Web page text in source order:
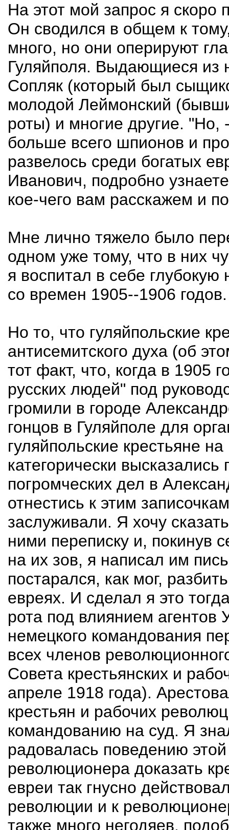
На этот мой запрос я скоро
Он сводился в общем к
много, но они оперируют
Гуляйполя. Выдающиеся из
Сопляк (который был
молодой Леймонский
роты) и многие другие. "Но,
больше всего шпионов и
развелось среди богатых
Иванович, подробно
кое-чего вам расскажем и
Мне лично тяжело было
одном уже тому, что в них
я воспитал в себе
со времен 1905--1906 годов.
Но то, что гуляйпольские
антисемитского духа (об
тот факт, что, когда в 1905
русских людей" под
громили в городе
гонцов в Гуляйполе для
гуляйпольские крестьяне
категорически
погромческих дел в
отнестись к этим
заслуживали. Я хочу
ними переписку и, покинув
на их зов, я написал им
постарался, как мог,
евреях. И сделал я это
рота под влиянием
немецкого командования
всех членов
Совета крестьянских и
апреле 1918 года).
крестьян и рабочих
командованию на суд. Я
радовалась поведению
революционера доказать
евреи так гнусно
революции и к
также много негодяев,